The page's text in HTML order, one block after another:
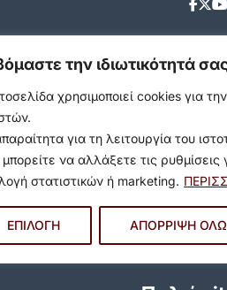
την ιδιωτικότητά
χρησιμοποιεί cookies για
για τη λειτουργία του
να αλλάξετε τις
στατιστικών ή marketing.
ΕΠΙΛΟΓΗ ΑΠΟΡΡΙΨΗ